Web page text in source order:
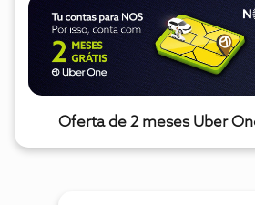
Oferta de 2 meses Uber